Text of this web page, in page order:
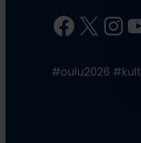
Facebook X InstagramYouTube
#oulu2026